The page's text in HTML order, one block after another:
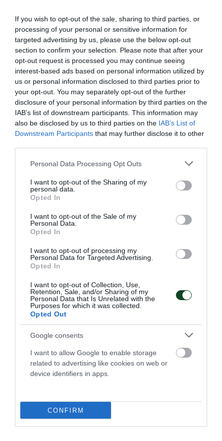
If you wish to opt-out of the sale, sharing to third parties, or
processing of your personal or sensitive information for
targeted advertising by us, please use the below opt-out
section to confirm your selection. Please note that after your
opt-out request is processed you may continue seeing
interest-based ads based on personal information utilized by
us or personal information disclosed to third parties prior to
your opt-out. You may separately opt-out of the further
disclosure of your personal information by third parties on the
IAB’s list of downstream participants. This information may
also be disclosed by us to third parties on the IAB’s List of
Downstream Participants that may further disclose it to other
Please note that this website/app uses one or more Google
not limited to your visit or usage behaviour. You may click to
grant or deny consent to Google and its third-party tags to
use your data for below specified purposes in below Google
consent section.
Personal Data Processing Opt Outs
I want to opt-out of the Sharing of my
personal data.
Opted In
I want to opt-out of the Sale of my
Personal Data.
Opted In
I want to opt-out of processing my
Personal Data for Targeted Advertising.
Opted In
I want to opt-out of Collection, Use,
Retention, Sale, and/or Sharing of my
Personal Data that Is Unrelated with the
Purposes for which it was collected.
Opted Out
Google consents
I want to allow Google to enable storage
related to advertising like cookies on web or
device identifiers in apps.
CONFIRM
Για τις θέσεις 5-8 η Εθνική
Νεανίδων
Η Εθνική ομάδα μπάσκετ Νεανίδων ηττήθηκε από τη
Λιθουανία και θα παλέψει για τις θέσεις 5-8 στο
EuroBasket Β' κατηγορία στην πόλη Τουλτσέα της
Ρουμανίας.
Πρεμιέρα με ευρεία νίκη με δύο
«τριφύλλια»
Η Εθνική ομάδα μπάσκετ Κορασίδων επικράτησε άνετα
της Ιρλανδίας στην πρεμιέρα του EuroBasket Β' κατηγορίας
ΤΕΛΕΥΤΑΙΑ ΝΕΑ